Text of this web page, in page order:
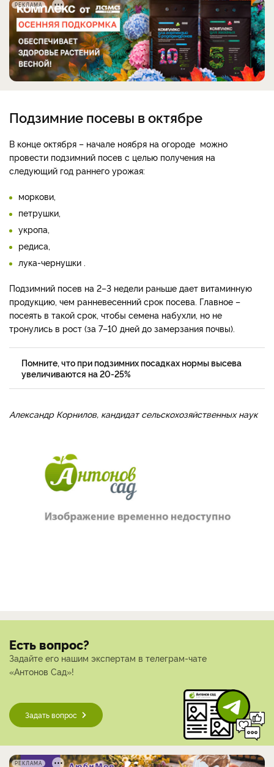
РЕКЛАМА
Подзимние посевы в октябре
В конце октября – начале ноября на огороде можно
провести подзимний посев с целью получения на
следующий год раннего урожая:
моркови,
петрушки,
укропа,
редиса,
лука-чернушки .
Подзимний посев на 2–3 недели раньше дает витаминную
продукцию, чем ранневесенний срок посева. Главное –
посеять в такой срок, чтобы семена набухли, но не
тронулись в рост (за 7–10 дней до замерзания почвы).
Помните, что при подзимних посадках нормы высева
увеличиваются на 20-25%
Александр Корнилов, кандидат сельскохозяйственных наук
Есть вопрос?
Задайте его нашим экспертам в телеграм-чате
«Антонов Сад»!
Задать вопрос
РЕКЛАМА